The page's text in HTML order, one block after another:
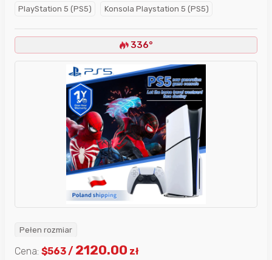
PlayStation 5 (PS5) Konsola Playstation 5 (PS5)
336°
Pełen rozmiar
Cena: $563/ 2120.00 zł